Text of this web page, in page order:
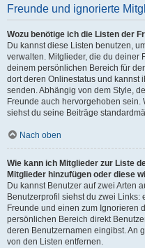
Freunde und ignorierte
Wozu benötige ich die Listen der
Du kannst diese Listen benutzen,
verwalten. Mitglieder, die du deiner
deinem persönlichen Bereich für
dort deren Onlinestatus und kannst
senden. Abhängig von dem Style,
Freunde auch hervorgehoben
siehst du seine Beiträge
Nach oben
Wie kann ich Mitglieder zur Liste
Mitglieder hinzufügen oder diese
Du kannst Benutzer auf zwei Arten
Benutzerprofil siehst du zwei
Freunde und einen zum Ignorieren
persönlichen Bereich direkt
deren Benutzernamen eingibst. An
von den Listen entfernen.